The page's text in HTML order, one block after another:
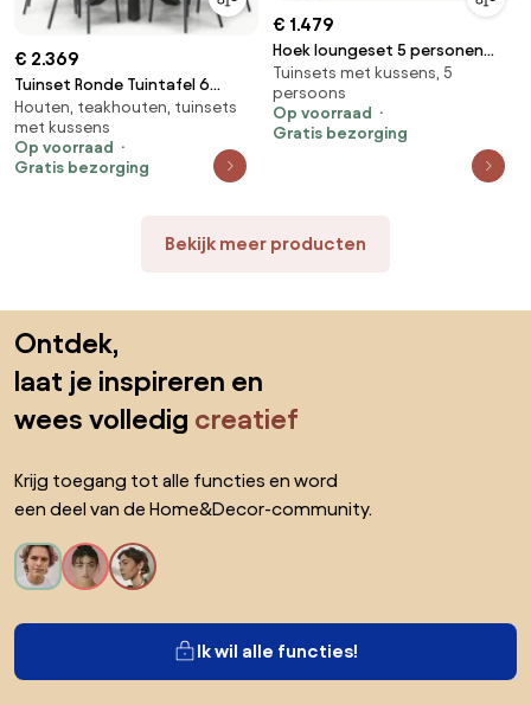
€ 2.369
Tuinset Ronde Tuintafel 6
personen 160 cm Rope Grijs
Santika Furniture Santika
Houten, teakhouten, tuinsets
met kussens
Op voorraad
Gratis bezorging
€ 1.479
Hoek loungeset 5 personen
Aluminium Wit Lifestyle Garden
Furniture Luca
Tuinsets met kussens, 5
persoons
Op voorraad
Gratis bezorging
Bekijk meer producten
Ontdek,
laat je inspireren en
wees volledig creatief
Krijg toegang tot alle functies en word
een deel van de Home&Decor-community.
Ik wil alle functies!